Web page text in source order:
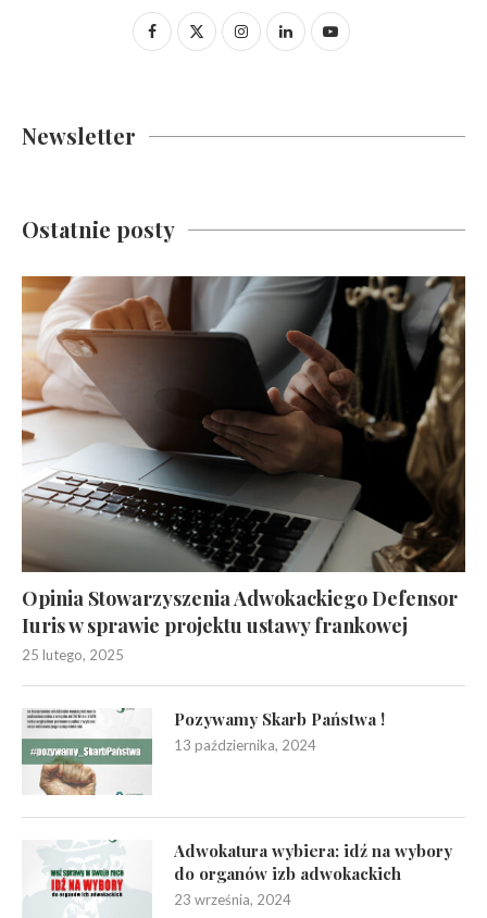
Newsletter
Ostatnie posty
Opinia Stowarzyszenia Adwokackiego Defensor
Iuris w sprawie projektu ustawy frankowej
25 lutego, 2025
Pozywamy Skarb Państwa !
13 października, 2024
Adwokatura wybiera: idź na wybory
do organów izb adwokackich
23 września, 2024